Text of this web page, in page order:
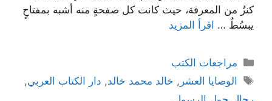
كنزٌ من المعرفة، حيث كانت كل صفحةٍ منه أشبه بمفتاحٍ
يبسُطُ … اقرأ المزيد
التصنيفات
مراجعات الكتب
الوسوم
الوصايا العشر , خالد محمد خالد, دار الكتاب العربي,